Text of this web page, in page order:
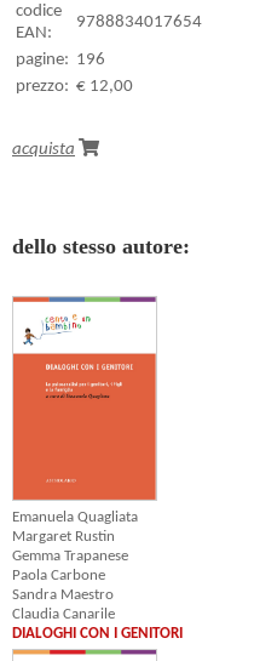
codice
EAN:
9788834017654
pagine: 196
prezzo: € 12,00
acquista
dello stesso autore:
Emanuela Quagliata
Margaret Rustin
Gemma Trapanese
Paola Carbone
Sandra Maestro
Claudia Canarile
DIALOGHI CON I GENITORI